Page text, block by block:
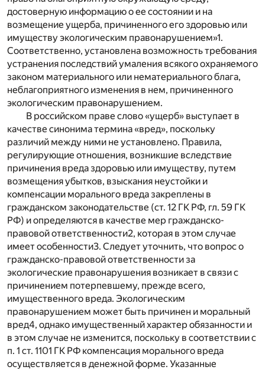
достоверную информацию о ее состоянии и на
возмещение ущерба, причиненного его здоровью или
имуществу экологическим правонарушением»1.
Соответственно, установлена возможность требования
устранения последствий умаления всякого охраняемого
законом материального или нематериального блага,
неблагоприятного изменения в нем, причиненного
экологическим правонарушением.
В российском праве слово «ущерб» выступает в
качестве синонима термина «вред», поскольку
различий между ними не установлено. Правила,
регулирующие отношения, возникшие вследствие
причинения вреда здоровью или имуществу, путем
возмещения убытков, взыскания неустойки и
компенсации морального вреда закреплены в
гражданском законодательстве (ст. 12 ГК РФ, гл. 59 ГК
РФ) и определяются в качестве мер гражданско-
правовой ответственности2, которая в этом случае
имеет особенности3. Следует уточнить, что вопрос о
гражданско-правовой ответственности за
экологические правонарушения возникает в связи с
причинением потерпевшему, прежде всего,
имущественного вреда. Экологическим
правонарушением может быть причинен и моральный
вред4, однако имущественный характер обязанности и
в этом случае не изменится, поскольку в соответствии с
п. 1 ст. 1101 ГК РФ компенсация морального вреда
осуществляется в денежной форме. Указанные